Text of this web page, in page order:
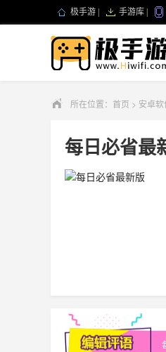
极手游 手游库
所在位置： 首页 > 安卓软
每日必省最